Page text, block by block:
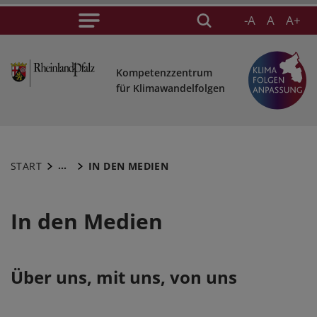
-A A A+
Kompetenzzentrum
für Klimawandelfolgen
START ... IN DEN MEDIEN
In den Medien
Über uns, mit uns, von uns